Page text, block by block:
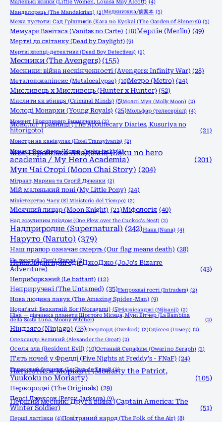
Маленькі жінки (Little Women, Louisa May Alcott) (4)
Мандалорець (The Mandalorian) (2)Медкнижка/病案本 (3)
Межа пустоти: Сад Грішників (Kara no Kyokai (The Garden of Sinners)) (3)
Мемуари Ванітаса (Vanitas no Carte) (18)Мерлін (Merlin) (49)
Мертві до світанку (Dead by Daylight) (9)
Мертві хлопці-детективи (Dead Boy Detectives) (2)
Месники (The Avengers) (155)
Месники: війна нескінченності (Avengers: Infinity War) (28)
Металопокаліпсис (Metalocalypse) (10)Метро (Metro) (24)
Мисливець х Мисливець (Hunter x Hunter) (52)
Мислити як вбивця (Criminal Minds) (5)Моллі Мун (Molly Moon) (2)
Молоді Монархи (Young Royals) (25)Мольфар (телесеріал) (4)
Момент | Володимир Винниченко (2)
Монолог Травниці (The Apothecary Diaries, Kusuriya no
hitorigoto)
(21)
Монстри на канікулах (Hotel Transylvania) (2)
Моцарт. Рок опера (Mozart, l'opéra rock) (2)
Моя Геройська Академія (Boku no hero
academia / My Hero Academia)
(201)
Мун Чаі Сторі (Moon Chai Story) (204)
Мігрант, Марина та Сергій Дяченки (2)
Мій маленький поні (My Little Pony) (24)
Міністерство Часу (El Ministerio del Tiempo) (2)
Місячний лицар (Moon Knight) (21)Міфологія (40)
Над зозулиним гніздом (One Flew over the Cuckoo's Nest) (2)
Надприродне (Supernatural) (242)Нана (Nana) (4)
Наруто (Naruto) (379)
Наш прапор означає смерть (Our flag means death) (28)
Не голодуй (Don't Starve) (2)
Неймовірні пригоди ДжоДжо (JoJo's Bizarre
Adventure)
(43)
Неприборканий (Le battant) (12)
Неприручені (The Untamed) (35)Непрохані гості (Intruders) (2)
Нова людина павук (The Amazing Spider-Man) (9)
Нораґамі: Безхатній Бог (Noragami) (5)Ніджісанджі (Nijisanji) (2)
Ніна — дівчинка планети Шостого Місяця, Муні Вітчер (La Bambina
della Sesta Luna, Moony Witcher)
(2)
Ніндзяго (Ninjago) (35)Оверлорд (Overlord) (2)Одіссея (Гомер) (2)
Олександр Великий (Alexander the Great) (2)
Оселя зла (Resident Evil) (10)Останній Серафим (Owari no Seraph) (3)
П'ять ночей у Фредді (Five Nights at Freddy's - FNaF) (24)
Паперовий будинок (La Casa de Papel) (2)
Патріотизм Моріарті (Moriarty the Patriot,
Yuukoku no Moriarty)
(105)
Первородні (The Originals) (29)
Персі Джексон (Percy Jackson) (9)
Перший месник: Друга війна (Captain America: The
Winter Soldier)
(51)
Перші ластівки (4)Повітряний народ (The Folk of the Air) (8)